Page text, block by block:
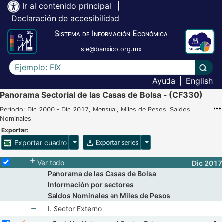
Ir al contenido principal
Declaración de accesibilidad
Sistema de Información Económica
sie@banxico.org.mx
Escriba el texto a buscar
Ayuda
English
Panorama Sectorial de las Casas de Bolsa - (CF330)
Período: Dic 2000 - Dic 2017, Mensual, Miles de Pesos, Saldos
Nominales
Exportar:
Exportar cuadro Opciones para exportar cuadroOpciones para exportar
Selecciona o desmarca todas las series
Ver todo
Dic 2017
Panorama de las Casas de Bolsa
Información por sectores
Saldos Nominales en Miles de Pesos
I. Sector Externo